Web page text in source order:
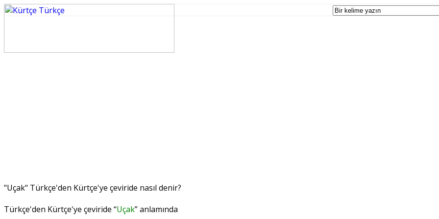
"Uçak" Türkçe'den Kürtçe'ye çeviride nasıl denir?
Türkçe'den Kürtçe'ye çeviride “Uçak” anlamında